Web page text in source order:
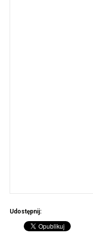
Udostępnij: